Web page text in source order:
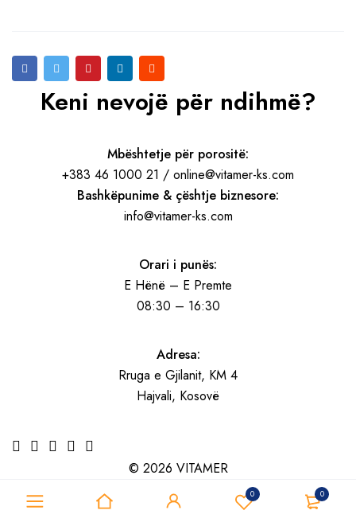
0 0
Keni nevojë për ndihmë?
Mbështetje për porositë:
+383 46 1000 21 / online@vitamer-ks.com
Bashkëpunime & çështje biznesore:
info@vitamer-ks.com
Orari i punës:
E Hënë – E Premte
08:30 – 16:30
Adresa:
Rruga e Gjilanit, KM 4
Hajvali, Kosovë
© 2026 VITAMER